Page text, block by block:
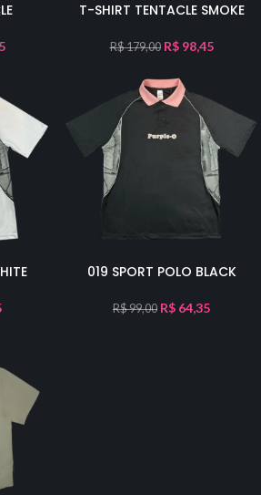
T-SHIRT TENTACLE SMOKE
R$179,00 R$98,45
019 SPORT POLO BLACK
R$99,00 R$ 64,35